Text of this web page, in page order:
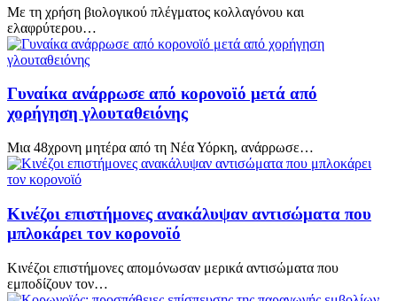
Με τη χρήση βιολογικού πλέγματος κολλαγόνου και
ελαφρύτερου…
Γυναίκα ανάρρωσε από κορονοϊό μετά από
χορήγηση γλουταθειόνης
Μια 48χρονη μητέρα από τη Νέα Υόρκη, ανάρρωσε…
Κινέζοι επιστήμονες ανακάλυψαν αντισώματα που
μπλοκάρει τον κορονοϊό
Κινέζοι επιστήμονες απομόνωσαν μερικά αντισώματα που
εμποδίζουν τον…